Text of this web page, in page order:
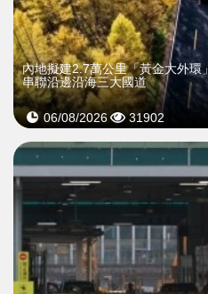
內地擬建2.7萬公里「黃金大外環」
串聯沿邊沿海三大國道
06/08/2026 31902